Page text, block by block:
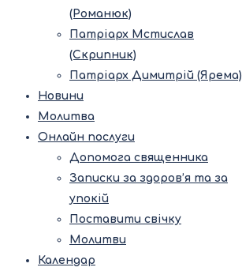
(Романюк)
Патріарх Мстислав
(Скрипник)
Патріарх Димитрій (Ярема)
Новини
Молитва
Онлайн послуги
Допомога священника
Записки за здоров’я та за
упокій
Поставити свічку
Молитви
Календар